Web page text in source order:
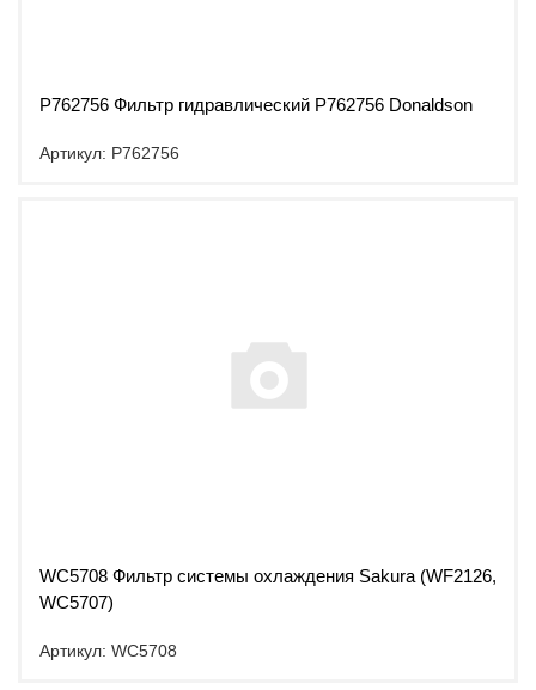
P762756 Фильтр гидравлический P762756 Donaldson
Артикул: P762756
WC5708 Фильтр системы охлаждения Sakura (WF2126,
WC5707)
Артикул: WC5708